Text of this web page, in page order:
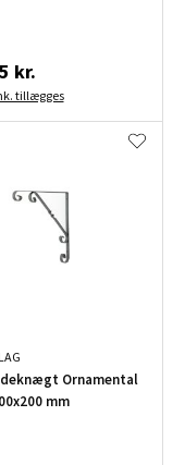
kr.
tillægges
Ornamental
mm